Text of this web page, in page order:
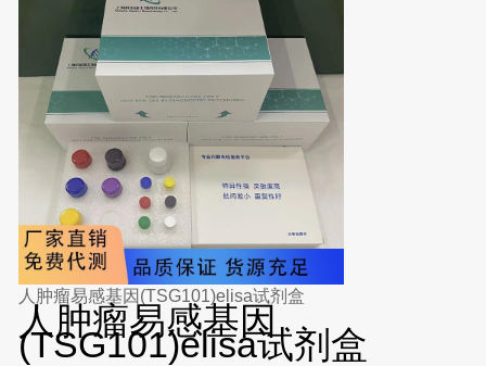
人肿瘤易感基因(TSG101)elisa试剂盒
人肿瘤易感基因
(TSG101)elisa试剂盒